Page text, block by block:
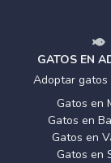
GATOS EN
Adoptar gatos
Gatos en
Gatos en
Gatos en
Gatos en